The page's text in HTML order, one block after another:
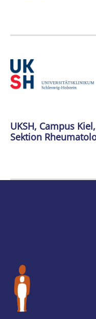
UKSH, Campus
Sektion